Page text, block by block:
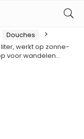
Douches
werkt op zonne-
voor wandelen…